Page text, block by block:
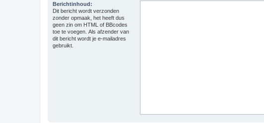
Berichtinhoud:
Dit bericht wordt verzonden
zonder opmaak, het heeft dus
geen zin om HTML of BBcodes
toe te voegen. Als afzender van
dit bericht wordt je e-mailadres
gebruikt.